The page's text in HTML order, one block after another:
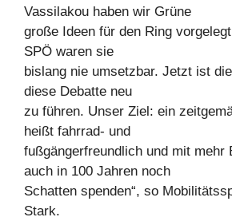
Vassilakou haben wir Grüne
große Ideen für den Ring
SPÖ waren sie
bislang nie umsetzbar. Jetzt ist
diese Debatte neu
zu führen. Unser Ziel: ein
heißt fahrrad- und
fußgängerfreundlich und mit mehr
auch in 100 Jahren noch
Schatten spenden“, so
Stark.